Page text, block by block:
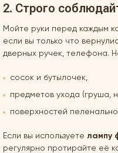
2. Строго
Мойте руки перед каждым
если вы только что
дверных ручек, телефона.
сосок и бутылочек,
предметов ухода (груша,
поверхностей
Если вы используете лампу
регулярно протирайте её